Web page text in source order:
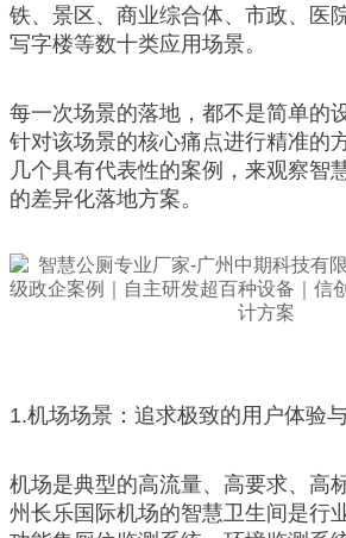
铁、景区、商业综合体、市政、医
写字楼等数十类应用场景。
每一次场景的落地，都不是简单的
针对该场景的核心痛点进行精准的
几个具有代表性的案例，来观察智
的差异化落地方案。
1.机场场景：追求极致的用户体验
机场是典型的高流量、高要求、高
州长乐国际机场的智慧卫生间是行